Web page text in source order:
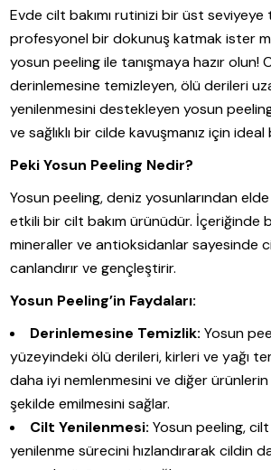
Evde cilt bakımı rutinizi bir üst seviyeye
profesyonel bir dokunuş katmak ister
yosun peeling ile tanışmaya hazır olun!
derinlemesine temizleyen, ölü derileri
yenilenmesini destekleyen yosun
ve sağlıklı bir cilde kavuşmanız için
Peki Yosun Peeling Nedir?
Yosun peeling, deniz yosunlarından
etkili bir cilt bakım ürünüdür. İçeriğinde
mineraller ve antioksidanlar sayesinde
canlandırır ve gençleştirir.
Yosun Peeling’in Faydaları:
Derinlemesine Temizlik: Yosun
yüzeyindeki ölü derileri, kirleri ve yağı
daha iyi nemlenmesini ve diğer
şekilde emilmesini sağlar.
Cilt Yenilenmesi: Yosun peeling,
yenilenme sürecini hızlandırarak cildin